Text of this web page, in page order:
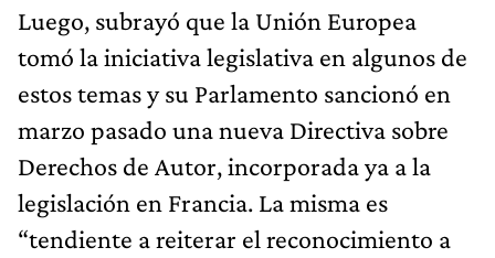
Luego, subrayó que la Unión Europea
tomó la iniciativa legislativa en algunos de
estos temas y su Parlamento sancionó en
marzo pasado una nueva Directiva sobre
Derechos de Autor, incorporada ya a la
legislación en Francia. La misma es
“tendiente a reiterar el reconocimiento a